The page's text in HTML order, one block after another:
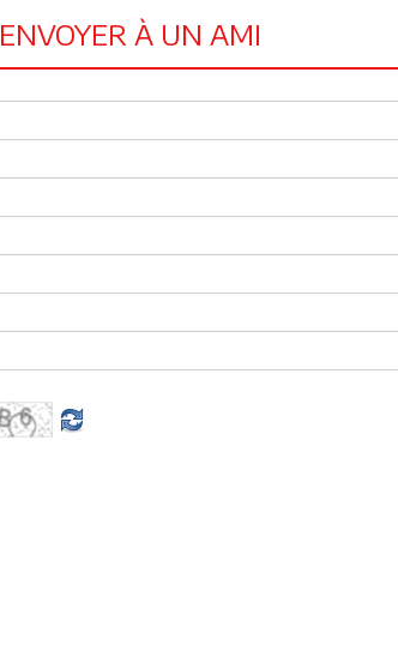
ENVOYER À UN AMI